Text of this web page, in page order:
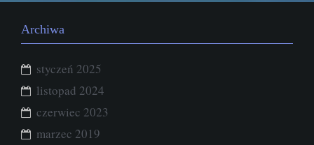
Archiwa
styczeń 2025
listopad 2024
czerwiec 2023
marzec 2019